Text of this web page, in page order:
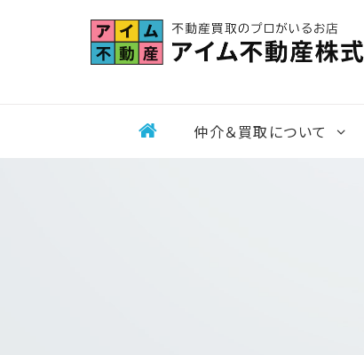
仲介＆買取について